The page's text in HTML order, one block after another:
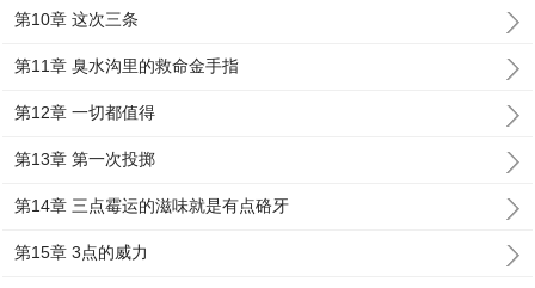
第10章 这次三条
第11章 臭水沟里的救命金手指
第12章 一切都值得
第13章 第一次投掷
第14章 三点霉运的滋味就是有点硌牙
第15章 3点的威力